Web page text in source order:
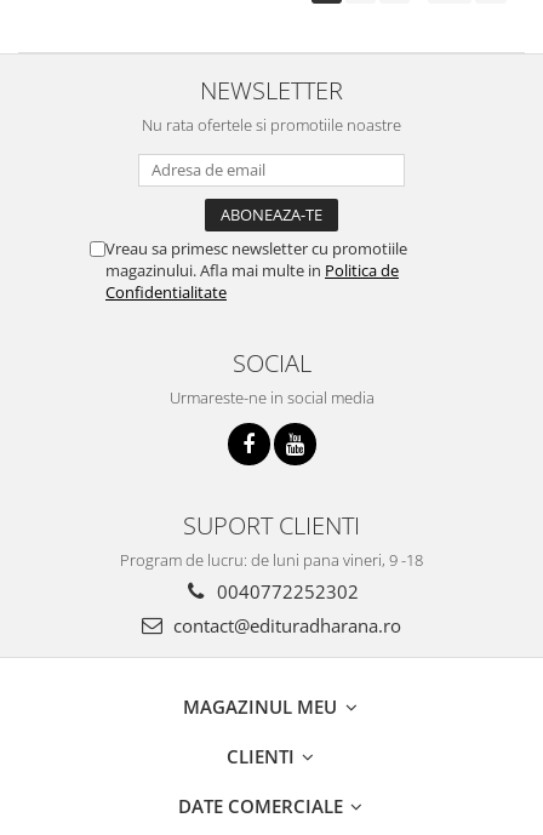
NEWSLETTER
Nu rata ofertele si promotiile noastre
Vreau sa primesc newsletter cu promotiile
magazinului. Afla mai multe in Politica de
Confidentialitate
SOCIAL
Urmareste-ne in social media
SUPORT CLIENTI
Program de lucru: de luni pana vineri, 9 -18
0040772252302
contact@edituradharana.ro
MAGAZINUL MEU
CLIENTI
DATE COMERCIALE